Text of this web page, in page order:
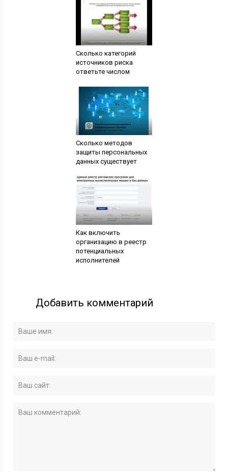
Сколько категорий
источников риска
ответьте числом
Сколько методов
защиты персональных
данных существует
Как включить
организацию в реестр
потенциальных
исполнителей
Добавить комментарий